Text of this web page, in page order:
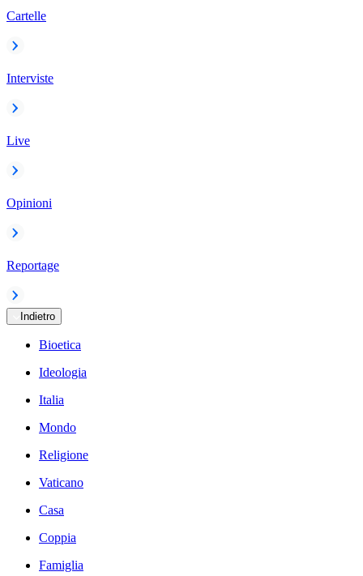
Cartelle
Interviste
Live
Opinioni
Reportage
Indietro
Bioetica
Ideologia
Italia
Mondo
Religione
Vaticano
Casa
Coppia
Famiglia